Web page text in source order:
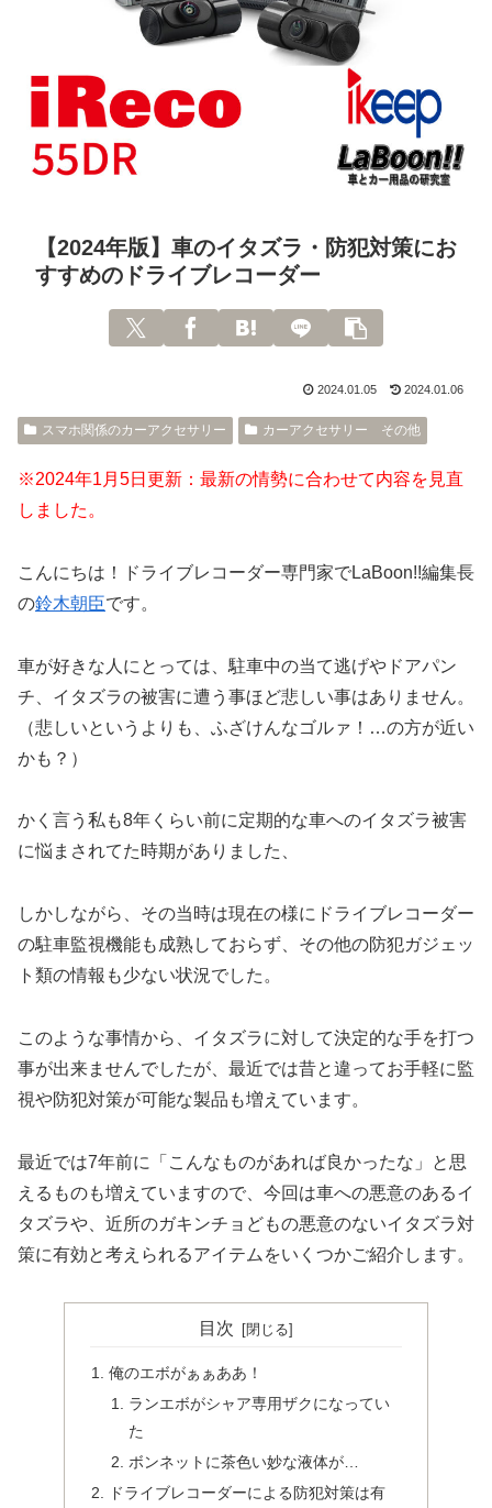
【2024年版】車のイタズラ・防犯対策にお
すすめのドライブレコーダー
2024.01.05 2024.01.06
スマホ関係のカーアクセサリー カーアクセサリー その他
※2024年1月5日更新：最新の情勢に合わせて内容を見直
しました。
こんにちは！ドライブレコーダー専門家でLaBoon!!編集長
の鈴木朝臣です。
車が好きな人にとっては、駐車中の当て逃げやドアパン
チ、イタズラの被害に遭う事ほど悲しい事はありません。
（悲しいというよりも、ふざけんなゴルァ！…の方が近い
かも？）
かく言う私も8年くらい前に定期的な車へのイタズラ被害
に悩まされてた時期がありました、
しかしながら、その当時は現在の様にドライブレコーダー
の駐車監視機能も成熟しておらず、その他の防犯ガジェッ
ト類の情報も少ない状況でした。
このような事情から、イタズラに対して決定的な手を打つ
事が出来ませんでしたが、最近では昔と違ってお手軽に監
視や防犯対策が可能な製品も増えています。
最近では7年前に「こんなものがあれば良かったな」と思
えるものも増えていますので、今回は車への悪意のあるイ
タズラや、近所のガキンチョどもの悪意のないイタズラ対
策に有効と考えられるアイテムをいくつかご紹介します。
目次
俺のエボがぁぁああ！
ランエボがシャア専用ザクになってい
た
ボンネットに茶色い妙な液体が…
ドライブレコーダーによる防犯対策は有